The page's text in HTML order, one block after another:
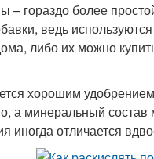
– гораздо более
ведь
либо их можно
хорошим
а минеральный
иногда отличается